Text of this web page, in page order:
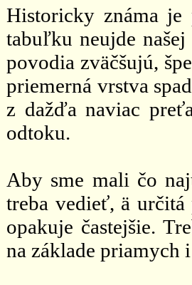
Historicky známa
tabuľku neujde
povodia zväčšujú,
priemerná vrstva
z dažďa naviac
odtoku.
Aby sme mali čo
treba vedieť, ä
opakuje častejšie.
na základe priamych